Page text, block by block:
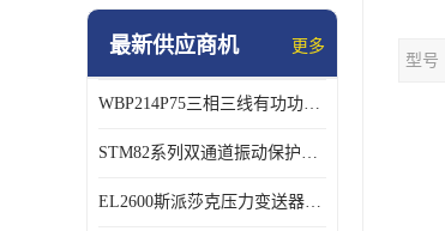
模块化产品
特殊用处传感器
特殊用途变送器
最新供应商机 更多
WBP214P75三相三线有功功率传感器鸿泰顺达产品稳定性好
STM82系列双通道振动保护表鸿泰产品技术规格
EL2600斯派莎克压力变送器技术规格
型号